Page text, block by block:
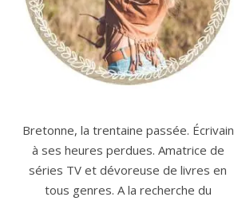
Bretonne, la trentaine passée. Écrivain
à ses heures perdues. Amatrice de
séries TV et dévoreuse de livres en
tous genres. A la recherche du